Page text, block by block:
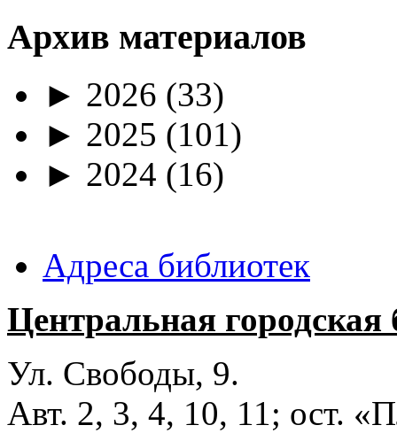
Архив материалов
► 2026 (33)
► 2025 (101)
► 2024 (16)
Адреса библиотек
Центральная
Ул. Свободы, 9.
Авт. 2, 3, 4, 10, 11; ост.